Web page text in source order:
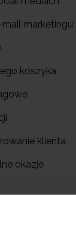
marketingu
koszyka
klienta
okazje